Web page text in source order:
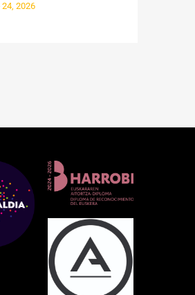
24, 2026